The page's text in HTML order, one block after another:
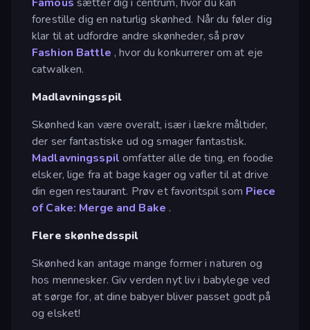
forestille dig en naturlig skønhed. Når du føler dig
klar til at udfordre andre skønheder, så prøv
Fashion Battle , hvor du konkurrerer om at eje
catwalken.
Madlavningsspil
Skønhed kan være overalt, især i lækre måltider,
der ser fantastiske ud og smager fantastisk.
Madlavningsspil omfatter alle de ting, en foodie
elsker, lige fra at bage kager og vafler til at drive
din egen restaurant. Prøv et favoritspil som Piece
of Cake: Merge and Bake .
Flere skønhedsspil
Skønhed kan antage mange former i naturen og
hos mennesker. Giv verden nyt liv i babylege ved
at sørge for, at dine babyer bliver passet godt på
og elsket!